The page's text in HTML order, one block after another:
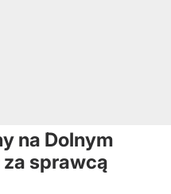
na Dolnym
za sprawcą